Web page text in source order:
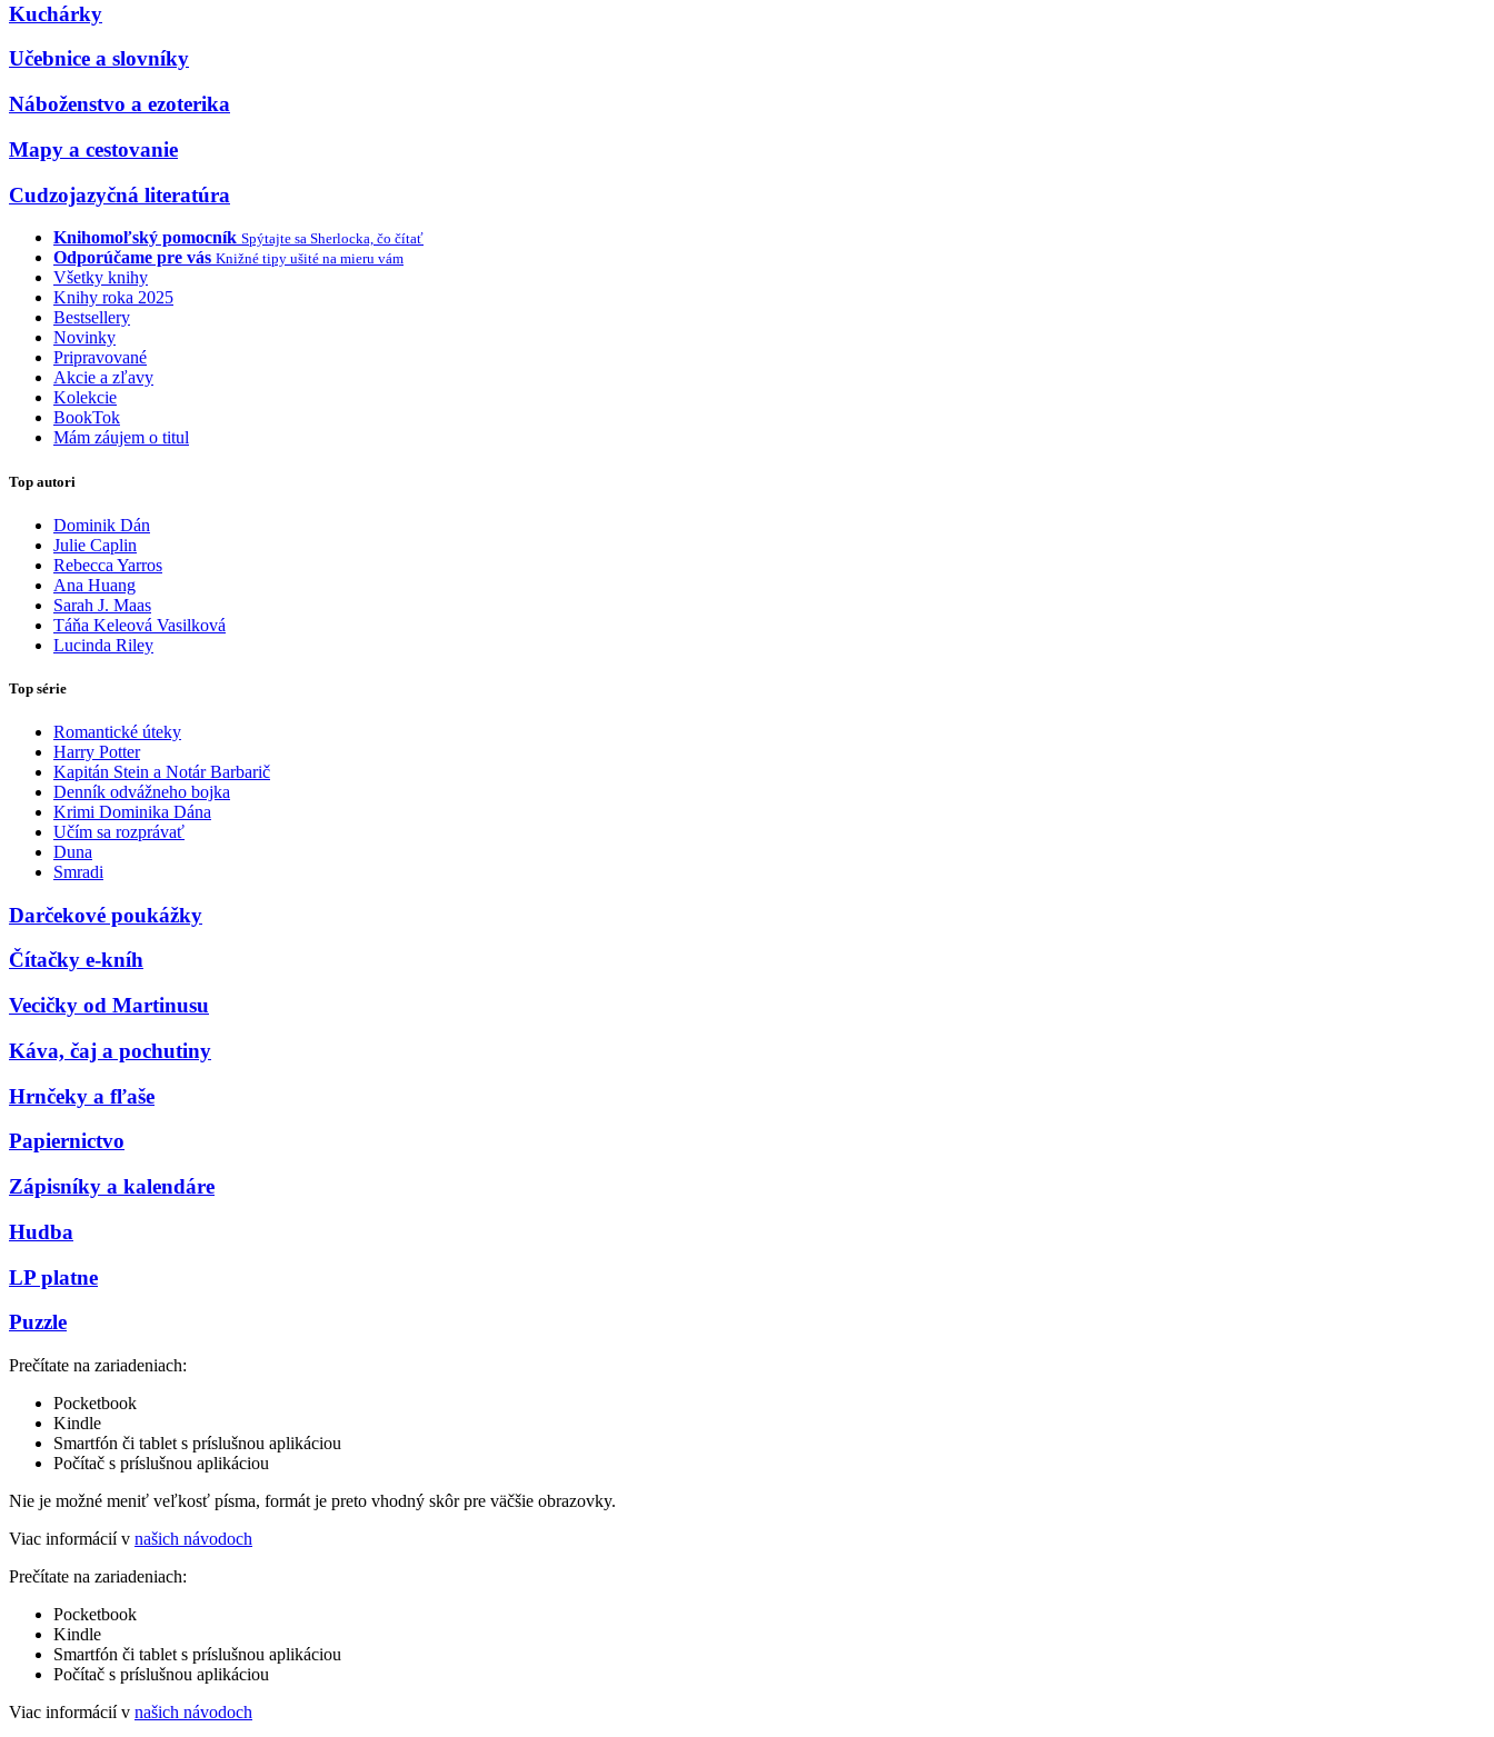
Kuchárky
Učebnice a slovníky
Náboženstvo a ezoterika
Mapy a cestovanie
Cudzojazyčná literatúra
Knihomoľský pomocník Spýtajte sa Sherlocka, čo čítať
Odporúčame pre vás Knižné tipy ušité na mieru vám
Všetky knihy
Knihy roka 2025
Bestsellery
Novinky
Pripravované
Akcie a zľavy
Kolekcie
BookTok
Mám záujem o titul
Top autori
Dominik Dán
Julie Caplin
Rebecca Yarros
Ana Huang
Sarah J. Maas
Táňa Keleová Vasilková
Lucinda Riley
Top série
Romantické úteky
Harry Potter
Kapitán Stein a Notár Barbarič
Denník odvážneho bojka
Krimi Dominika Dána
Učím sa rozprávať
Duna
Smradi
Darčekové poukážky
Čítačky e-kníh
Vecičky od Martinusu
Káva, čaj a pochutiny
Hrnčeky a fľaše
Papiernictvo
Zápisníky a kalendáre
Hudba
LP platne
Puzzle
Prečítate na zariadeniach:
Pocketbook
Kindle
Smartfón či tablet s príslušnou aplikáciou
Počítač s príslušnou aplikáciou
Nie je možné meniť veľkosť písma, formát je preto vhodný skôr pre väčšie obrazovky.
Viac informácií v našich návodoch
Prečítate na zariadeniach:
Pocketbook
Kindle
Smartfón či tablet s príslušnou aplikáciou
Počítač s príslušnou aplikáciou
Viac informácií v našich návodoch